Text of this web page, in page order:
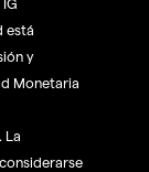
está
y
Monetaria
La